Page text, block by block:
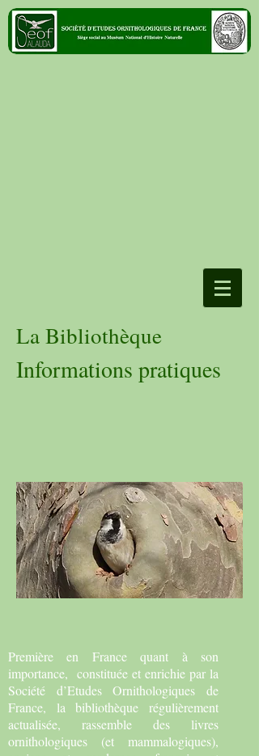
La Bibliothèque
Informations pratiques
Première en France quant à son
importance, constituée et enrichie par la
Société d’Etudes Ornithologiques de
France, la bibliothèque régulièrement
actualisée, rassemble des livres
ornithologiques (et mammalogiques),